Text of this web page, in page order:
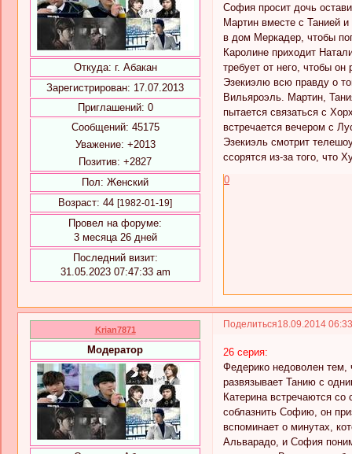
Откуда: г. Абакан
Зарегистрирован: 17.07.2013
Приглашений: 0
Сообщений: 45175
Уважение: +2013
Позитив: +2827
Пол: Женский
Возраст: 44 [1982-01-19]
Провел на форуме:
3 месяца 26 дней
Последний визит:
31.05.2023 07:47:33 am
София просит дочь
Мартин вместе с Танией
в дом Меркадер, чтобы
Каролине приходит
требует от него, чтобы
Эзекиэлю всю правду о
Вильяроэль. Мартин,
пытается связаться с
встречается вечером с
Эзекиэль смотрит
ссорятся из-за того, что
0
Поделиться18.09.2014
Krian7871
Модератор
26 серия:
Федерико недоволен тем,
развязывает Танию с
Катерина встречаются
соблазнить Софию, он
вспоминает о минутах,
Альварадо, и София